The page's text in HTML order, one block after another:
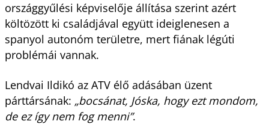
országgyűlési képviselője állítása szerint azért
költözött ki családjával együtt ideiglenesen a
spanyol autonóm területre, mert fiának légúti
problémái vannak.
Lendvai Ildikó az ATV élő adásában üzent
párttársának: „bocsánat, Jóska, hogy ezt mondom,
de ez így nem fog menni”.